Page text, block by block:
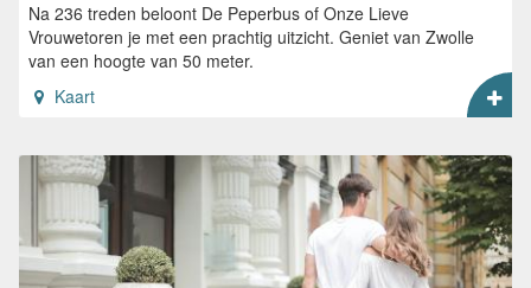
Na 236 treden beloont De Peperbus of Onze Lieve
Vrouwetoren je met een prachtig uitzicht. Geniet van Zwolle
van een hoogte van 50 meter.
Kaart